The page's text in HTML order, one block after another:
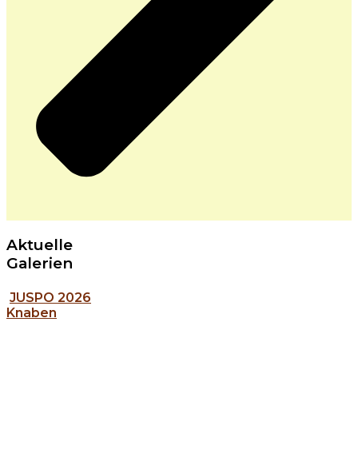
Aktuelle
Galerien
JUSPO 2026
Knaben